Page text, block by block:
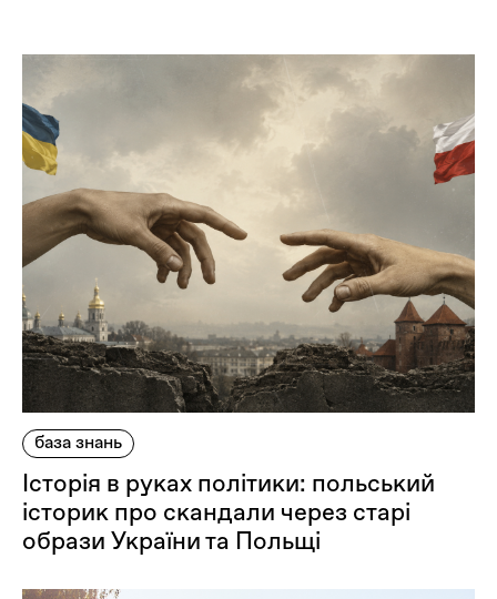
база знань
Історія в руках політики: польський
історик про скандали через старі
образи України та Польщі